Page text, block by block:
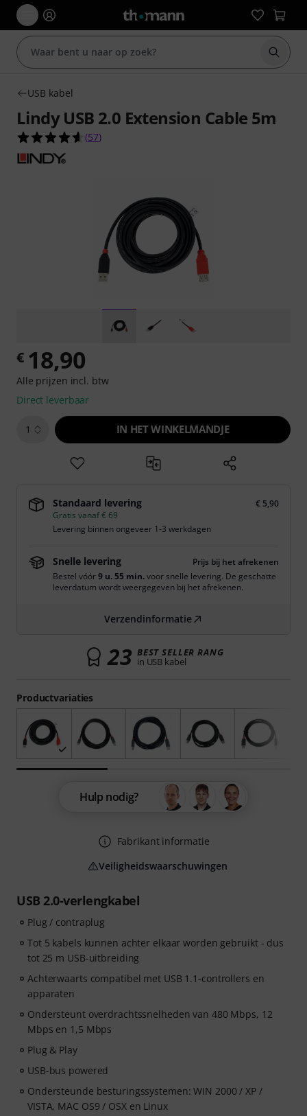
Zoek
USB kabel
Lindy USB 2.0 Extension Cable 5m
4.6 van de 5 sterren van 57 klantbeoordelingen
(57)
USB 2.0-verlengkabel
Plug / contraplug
Tot 5 kabels kunnen achter elkaar worden gebruikt - dus
tot 25 m USB-uitbreiding
Achterwaarts compatibel met USB 1.1-controllers en
apparaten
Ondersteunt overdrachtssnelheden van 480 Mbps, 12
Mbps en 1,5 Mbps
Plug & Play
USB-bus powered
Ondersteunde besturingssystemen: WIN 2000 / XP /
VISTA, MAC OS9 / OSX en Linux
Productvariaties
€ 18,90
Alle prijzen incl. btw
Direct leverbaar
1 IN HET WINKELMANDJE
Standaard levering
€ 5,90
Gratis vanaf € 69
Levering binnen ongeveer 1-3 werkdagen
Snelle levering
Prijs bij het afrekenen
Bestel vóór9 u. 55 min.voor snelle levering. De geschatte
leverdatum wordt weergegeven bij het afrekenen.
Verzendinformatie
23 BEST SELLER RANG
in USB kabel
Hulp nodig?
Fabrikant informatie
Veiligheidswaarschuwingen